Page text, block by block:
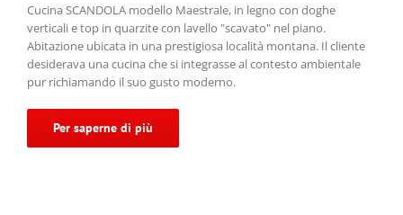
Cucina SCANDOLA modello Maestrale, in legno con doghe
verticali e top in quarzite con lavello "scavato" nel piano.
Abitazione ubicata in una prestigiosa località montana. Il cliente
desiderava una cucina che si integrasse al contesto ambientale
pur richiamando il suo gusto moderno.
Per saperne di più